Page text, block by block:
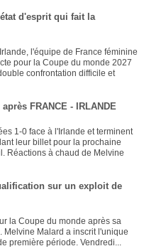
d'esprit qui fait la
l'équipe de France féminine
pour la Coupe du monde 2027
confrontation difficile et
FRANCE - IRLANDE
1-0 face à l'Irlande et terminent
leur billet pour la prochaine
Réactions à chaud de Melvine
sur un exploit de
la Coupe du monde après sa
Melvine Malard a inscrit l'unique
première période. Vendredi...